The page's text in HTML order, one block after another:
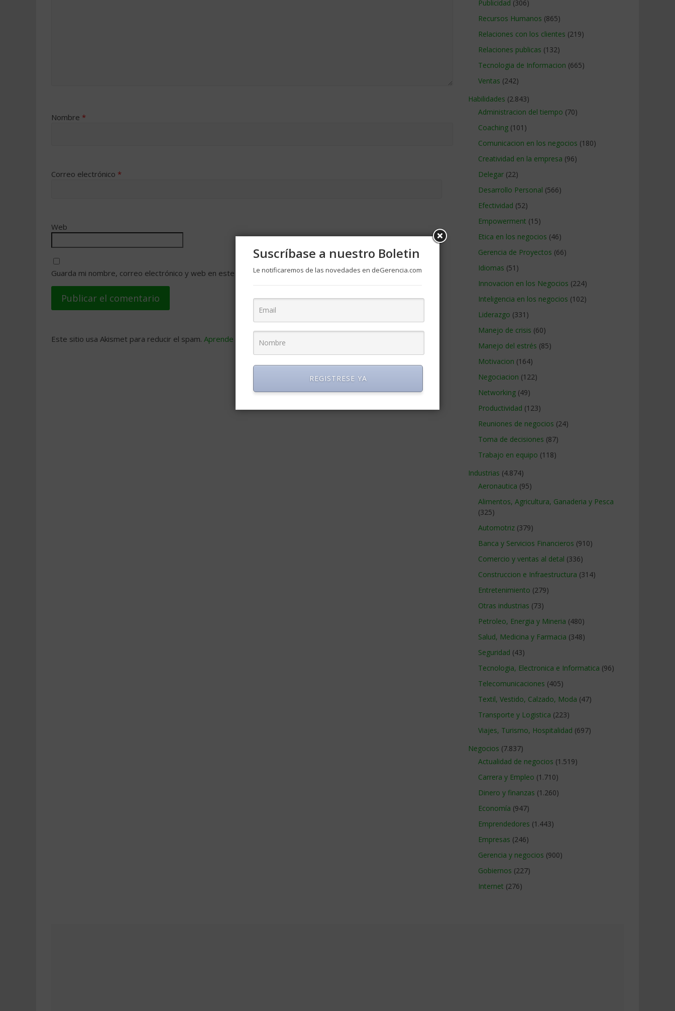
Nombre *
Correo electrónico *
Web
Guarda mi nombre, correo electrónico y web en este navegador para la próxima vez que comente.
Este sitio usa Akismet para reducir el spam. Aprende cómo se procesan los datos de tus comentarios
Publicidad (306)
Recursos Humanos (865)
Relaciones con los clientes (219)
Relaciones publicas (132)
Tecnologia de Informacion (665)
Ventas (242)
Habilidades (2.843)
Administracion del tiempo (70)
Coaching (101)
Comunicacion en los negocios (180)
Creatividad en la empresa (96)
Delegar (22)
Desarrollo Personal (566)
Efectividad (52)
Empowerment (15)
Etica en los negocios (46)
Gerencia de Proyectos (66)
Idiomas (51)
Innovacion en los Negocios (224)
Inteligencia en los negocios (102)
Liderazgo (331)
Manejo de crisis (60)
Manejo del estrés (85)
Motivacion (164)
Negociacion (122)
Networking (49)
Productividad (123)
Reuniones de negocios (24)
Toma de decisiones (87)
Trabajo en equipo (118)
Industrias (4.874)
Aeronautica (95)
Alimentos, Agricultura, Ganaderia y Pesca
(325)
Automotriz (379)
Banca y Servicios Financieros (910)
Comercio y ventas al detal (336)
Construccion e Infraestructura (314)
Entretenimiento (279)
Otras industrias (73)
Petroleo, Energia y Mineria (480)
Salud, Medicina y Farmacia (348)
Seguridad (43)
Tecnologia, Electronica e Informatica (96)
Telecomunicaciones (405)
Textil, Vestido, Calzado, Moda (47)
Transporte y Logistica (223)
Viajes, Turismo, Hospitalidad (697)
Negocios (7.837)
Actualidad de negocios (1.519)
Carrera y Empleo (1.710)
Dinero y finanzas (1.260)
Economía (947)
Emprendedores (1.443)
Empresas (246)
Gerencia y negocios (900)
Gobiernos (227)
Internet (276)
Suscríbase a nuestro Boletin
Le notificaremos de las novedades en deGerencia.com
REGISTRESE YA